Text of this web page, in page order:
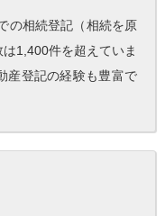
の相続登記（相続を原
1,400件を超えていま
産登記の経験も豊富で